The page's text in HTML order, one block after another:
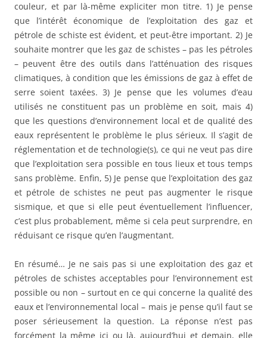
couleur, et par là-même expliciter mon titre. 1) Je pense
que l’intérêt économique de l’exploitation des gaz et
pétrole de schiste est évident, et peut-être important. 2) Je
souhaite montrer que les gaz de schistes – pas les pétroles
– peuvent être des outils dans l’atténuation des risques
climatiques, à condition que les émissions de gaz à effet de
serre soient taxées. 3) Je pense que les volumes d’eau
utilisés ne constituent pas un problème en soit, mais 4)
que les questions d’environnement local et de qualité des
eaux représentent le problème le plus sérieux. Il s’agit de
réglementation et de technologie(s), ce qui ne veut pas dire
que l’exploitation sera possible en tous lieux et tous temps
sans problème. Enfin, 5) Je pense que l’exploitation des gaz
et pétrole de schistes ne peut pas augmenter le risque
sismique, et que si elle peut éventuellement l’influencer,
c’est plus probablement, même si cela peut surprendre, en
réduisant ce risque qu’en l’augmentant.
En résumé… Je ne sais pas si une exploitation des gaz et
pétroles de schistes acceptables pour l’environnement est
possible ou non – surtout en ce qui concerne la qualité des
eaux et l’environnemental local – mais je pense qu’il faut se
poser sérieusement la question. La réponse n’est pas
forcément la même ici ou là, aujourd’hui et demain, elle